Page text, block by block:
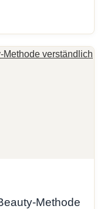
Methode